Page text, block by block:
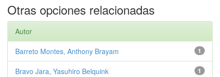
Otras opciones relacionadas
Autor
1
Barreto Montes, Anthony Brayam
1
Bravo Jara, Yasuhiro Belquink